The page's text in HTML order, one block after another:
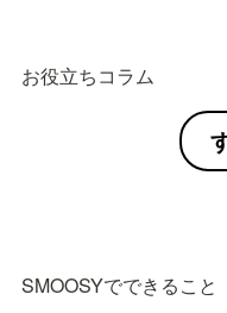
お役立ちコラム
SMOOSYでできること